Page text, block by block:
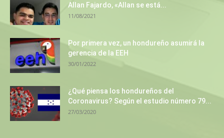
Allan Fajardo, «Allan se está...
11/08/2021
Por primera vez, un hondureño asumirá la
gerencia de la EEH
30/01/2022
¿Qué piensa los hondureños del
Coronavirus? Según el estudio número 79...
27/03/2020